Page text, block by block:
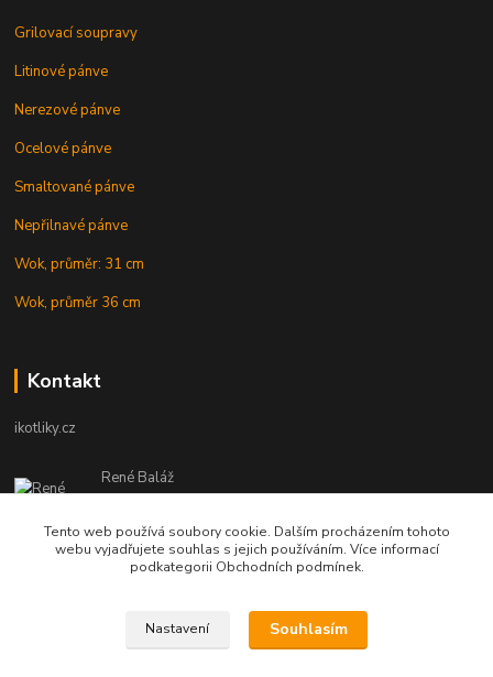
Grilovací soupravy
Litinové pánve
Nerezové pánve
Ocelové pánve
Smaltované pánve
Nepřilnavé pánve
Wok, průměr: 31 cm
Wok, průměr 36 cm
Kontakt
ikotliky.cz
René Baláž
Eshop: +421 902 212 007
od 8:00 - do 16:00 hod
info@ikotliky.cz
Tento web používá soubory cookie. Dalším procházením tohoto
webu vyjadřujete souhlas s jejich používáním. Více informací
podkategorii Obchodních podmínek.
Nastavení Souhlasím